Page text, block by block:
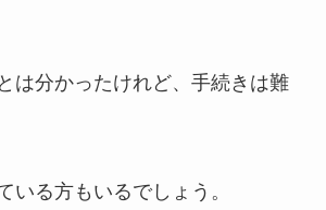
は分かったけれど、手続きは難
いる方もいるでしょう。